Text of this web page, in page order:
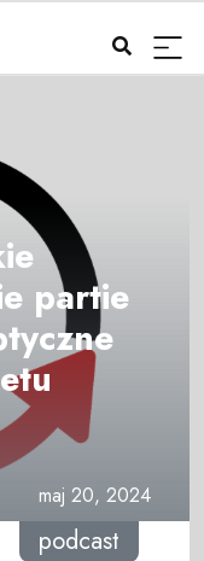
partie
maj 20, 2024
podcast